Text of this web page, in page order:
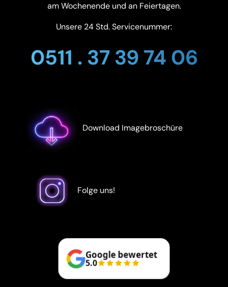
am Wochenende und an Feiertagen.
Unsere 24 Std. Servicenummer:
0511 . 37 39 74 06
Download Imagebroschüre
Folge uns!
Google bewertet
5.0